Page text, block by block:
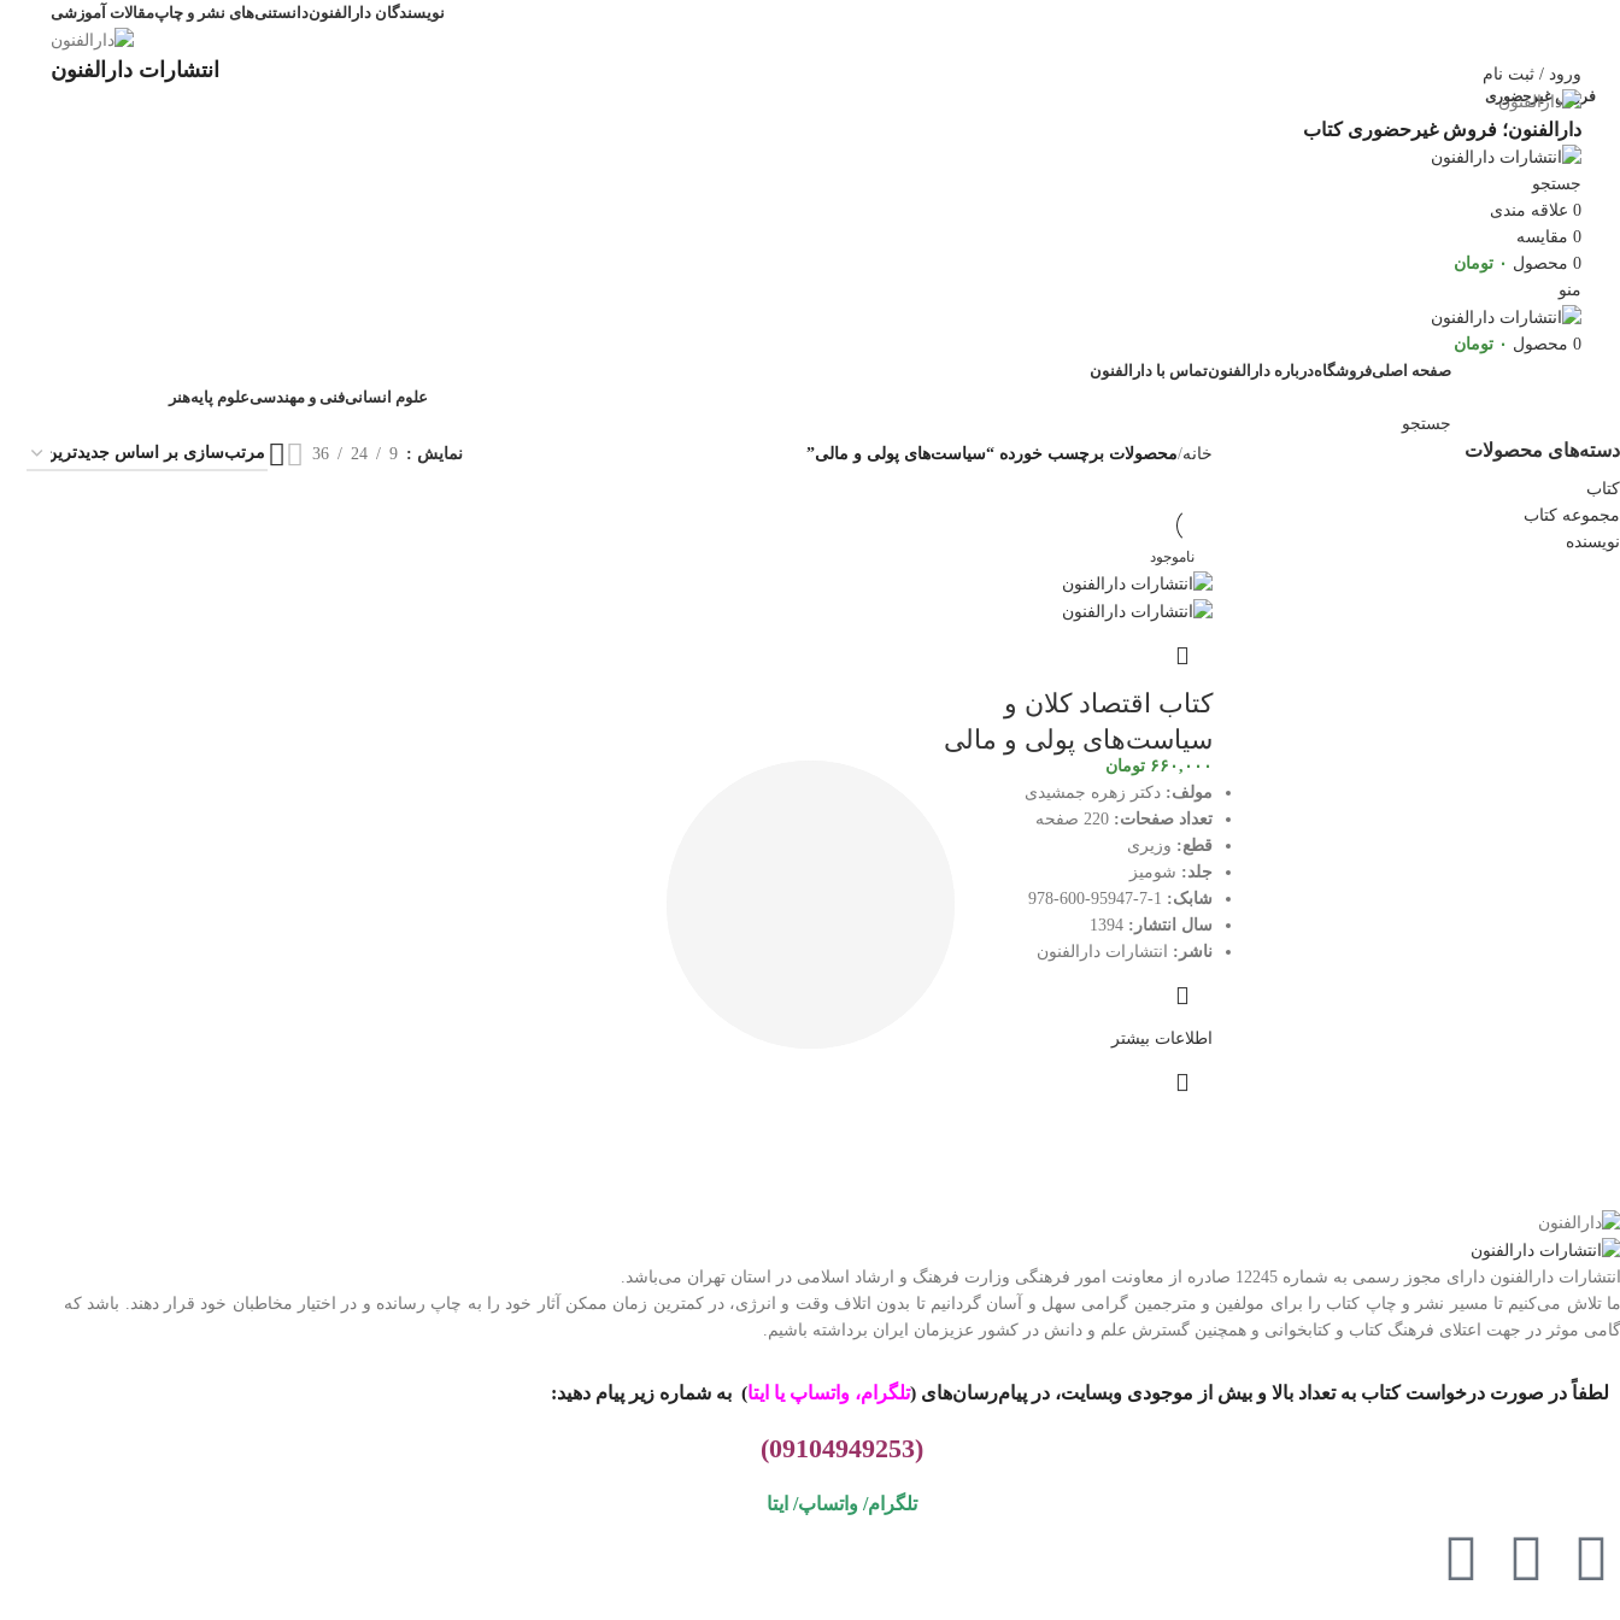
نویسندگان دارالفنوندانستنی‌های نشر و چاپمقالات آموزشی
انتشارات دارالفنون
فروش غیرحضوری
ورود / ثبت نام
دارالفنون؛ فروش غیرحضوری کتاب
جستجو
0 علاقه مندی
0 مقایسه
0 محصول ۰ تومان
منو
0 محصول ۰ تومان
صفحه اصلیفروشگاهدرباره دارالفنونتماس با دارالفنون
علوم انسانیفنی و مهندسیعلوم پایههنر
جستجو
دسته‌های محصولات
کتاب
مجموعه کتاب
نویسنده
خانه محصولات برچسب خورده “سیاست‌های پولی و مالی” نمایش 9
24
36
ناموجود
کتاب اقتصاد کلان و
سیاست‌های پولی و مالی
۶۶۰,۰۰۰ تومان
مولف: دکتر زهره جمشیدی
تعداد صفحات:
قطع: وزیری
جلد: شومیز
شابک:
سال انتشار:
ناشر: انتشارات دارالفنون
اطلاعات بیشتر
انتشارات دارالفنون دارای مجوز رسمی به شماره 12245 صادره از معاونت امور فرهنگی وزارت فرهنگ و ارشاد اسلامی در استان تهران می‌باشد.
ما تلاش می‌کنیم تا مسیر نشر و چاپ کتاب را برای مولفین و مترجمین گرامی سهل و آسان گردانیم تا بدون اتلاف وقت و انرژی، در کمترین زمان ممکن آثار خود را به چاپ رسانده و در اختیار مخاطبان خود قرار دهند. باشد که
گامی موثر در جهت اعتلای فرهنگ کتاب و کتابخوانی و همچنین گسترش علم و دانش در کشور عزیزمان ایران برداشته باشیم.
لطفاً در صورت درخواست کتاب به تعداد بالا و بیش از موجودی وبسایت، در پیام‌رسان‌های (تلگرام، واتساپ یا ایتا) به شماره زیر پیام دهید:
(09104949253)
تلگرام/ واتساپ/ ایتا